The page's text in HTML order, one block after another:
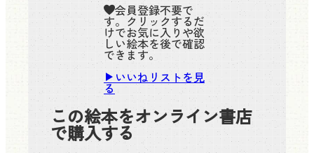
会員登録不要で
す。クリックするだ
けでお気に入りや欲
しい絵本を後で確認
できます。
いいねリストを見
る
この絵本をオンライン書店
で購入する